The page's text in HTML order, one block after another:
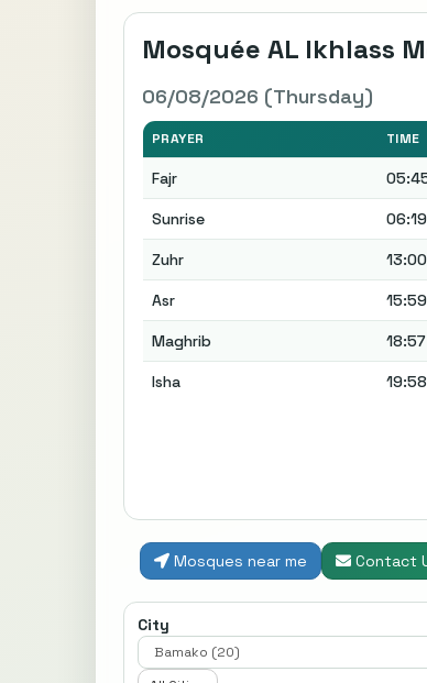
Mosquée AL Ikhlass
06/08/2026 (Thursday)
PRAYER TIME
Fajr
Sunrise 06:19
Zuhr 13:00
Asr 15:59
Maghrib 18:57
Isha 19:58
Mosques near me Contact
City